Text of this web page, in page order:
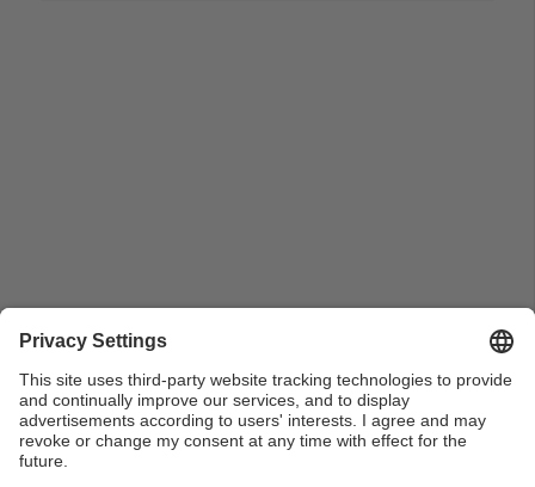
Vista detall dels professors Francisco Tormo Sanz i
Juan Carbó Rosell